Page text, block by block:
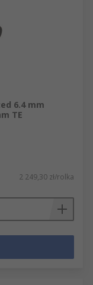
6.4 mm
TE
2 249,30 zł/rolka